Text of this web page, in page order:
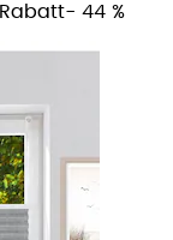
Rabatt- 44 %